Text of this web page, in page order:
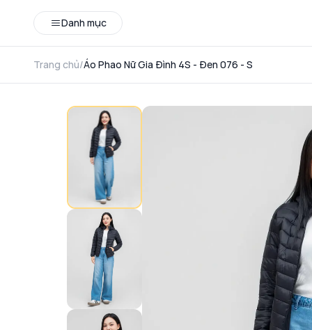
Danh mục
Trang chủ/ Áo Phao Nữ Gia Đình 4S - Đen 076 - S